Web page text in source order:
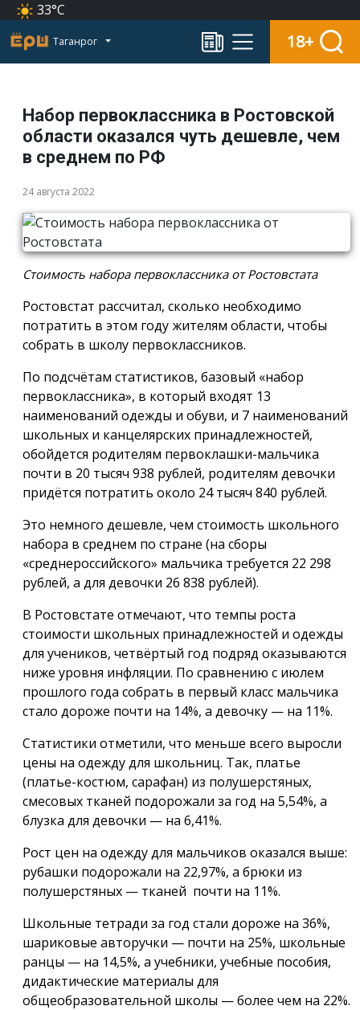
33°C
Таганрог 18+
Набор первоклассника в Ростовской
области оказался чуть дешевле, чем
в среднем по РФ
24 августа 2022
Стоимость набора первоклассника от Ростовстата
Ростовстат рассчитал, сколько необходимо
потратить в этом году жителям области, чтобы
собрать в школу первоклассников.
По подсчётам статистиков, базовый «набор
первоклассника», в который входят 13
наименований одежды и обуви, и 7 наименований
школьных и канцелярских принадлежностей,
обойдется родителям первоклашки-мальчика
почти в 20 тысяч 938 рублей, родителям девочки
придётся потратить около 24 тысяч 840 рублей.
Это немного дешевле, чем стоимость школьного
набора в среднем по стране (на сборы
«среднероссийского» мальчика требуется 22 298
рублей, а для девочки 26 838 рублей).
В Ростовстате отмечают, что темпы роста
стоимости школьных принадлежностей и одежды
для учеников, четвёртый год подряд оказываются
ниже уровня инфляции. По сравнению с июлем
прошлого года собрать в первый класс мальчика
стало дороже почти на 14%, а девочку — на 11%.
Статистики отметили, что меньше всего выросли
цены на одежду для школьниц. Так, платье
(платье-костюм, сарафан) из полушерстяных,
смесовых тканей подорожали за год на 5,54%, а
блузка для девочки — на 6,41%.
Рост цен на одежду для мальчиков оказался выше:
рубашки подорожали на 22,97%, а брюки из
полушерстяных — тканей почти на 11%.
Школьные тетради за год стали дороже на 36%,
шариковые авторучки — почти на 25%, школьные
ранцы — на 14,5%, а учебники, учебные пособия,
дидактические материалы для
общеобразовательной школы — более чем на 22%.